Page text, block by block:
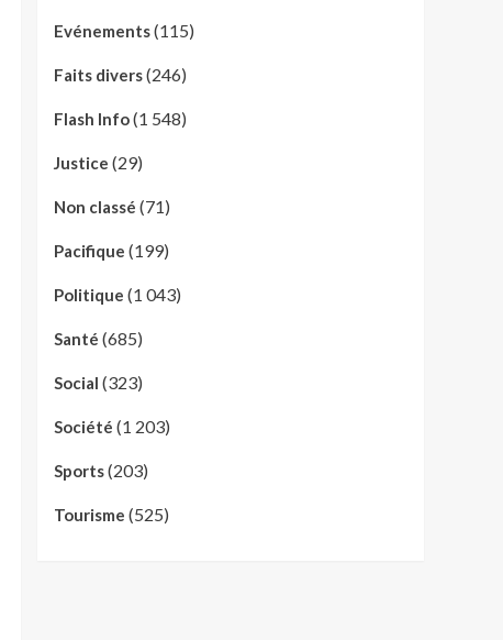
Evénements(115)
Faits divers(246)
Flash Info(1 548)
Justice (29)
Non classé (71)
Pacifique (199)
Politique (1 043)
Santé (685)
Social (323)
Société (1 203)
Sports(203)
Tourisme (525)